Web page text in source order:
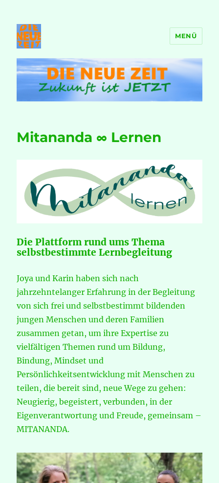
DIE NEUE ZEIT
MENÜ
Mitananda ∞ Lernen
Die Plattform rund ums Thema
selbstbestimmte Lernbegleitung
Joya und Karin haben sich nach
jahrzehntelanger Erfahrung in der Begleitung
von sich frei und selbstbestimmt bildenden
jungen Menschen und deren Familien
zusammen getan, um ihre Expertise zu
vielfältigen Themen rund um Bildung,
Bindung, Mindset und
Persönlichkeitsentwicklung mit Menschen zu
teilen, die bereit sind, neue Wege zu gehen:
Neugierig, begeistert, verbunden, in der
Eigenverantwortung und Freude, gemeinsam –
MITANANDA.